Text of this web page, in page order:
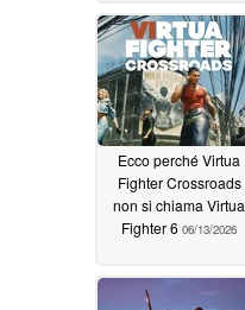
Ecco perché Virtua
Fighter Crossroads
non si chiama Virtua
Fighter 6 06/13/2026